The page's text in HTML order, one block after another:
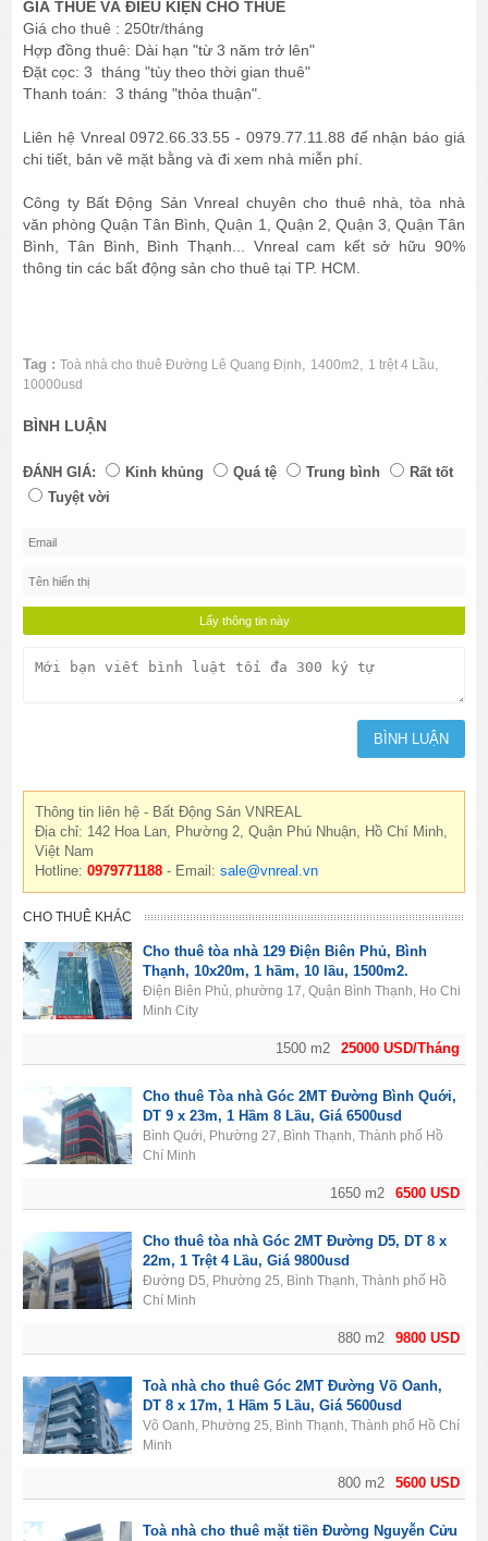
GIÁ THUÊ VÀ ĐIỀU KIỆN CHO THUÊ
Giá cho thuê : 250tr/tháng
Hợp đồng thuê: Dài hạn "từ 3 năm trở lên"
Đặt cọc: 3 tháng "tùy theo thời gian thuê"
Thanh toán: 3 tháng "thỏa thuận".
Liên hệ Vnreal 0972.66.33.55 - 0979.77.11.88 để nhận báo giá
chi tiết, bản vẽ mặt bằng và đi xem nhà miễn phí.
Công ty Bất Động Sản Vnreal chuyên cho thuê nhà, tòa nhà
văn phòng Quận Tân Bình, Quận 1, Quận 2, Quận 3, Quận Tân
Bình, Tân Bình, Bình Thạnh... Vnreal cam kết sở hữu 90%
thông tin các bất động sản cho thuê tại TP. HCM.
Tag : Toà nhà cho thuê Đường Lê Quang Định, 1400m2, 1 trệt 4 Lầu,
10000usd
BÌNH LUẬN
ĐÁNH GIÁ: Kinh khủng Quá tệ Trung bình
Rất tốt
Tuyệt vời
Thông tin liên hệ - Bất Động Sản VNREAL
Địa chỉ: 142 Hoa Lan, Phường 2, Quận Phú Nhuận, Hồ Chí Minh,
Việt Nam
Hotline:0979771188 - Email:sale@vnreal.vn
CHO THUÊ KHÁC
25000 USD/Tháng
1500 m2
Cho thuê tòa nhà 129 Điện Biên Phủ, Bình
Thạnh, 10x20m, 1 hầm, 10 lầu, 1500m2.
Điện Biên Phủ, phường 17, Quận Bình Thạnh, Ho Chi
Minh City
6500 USD
1650 m2
Cho thuê Tòa nhà Góc 2MT Đường Bình Quới,
DT 9 x 23m, 1 Hầm 8 Lầu, Giá 6500usd
Bình Quới, Phường 27, Bình Thạnh, Thành phố Hồ
Chí Minh
9800 USD
880 m2
Cho thuê tòa nhà Góc 2MT Đường D5, DT 8 x
22m, 1 Trệt 4 Lầu, Giá 9800usd
Đường D5, Phường 25, Bình Thạnh, Thành phố Hồ
Chí Minh
5600 USD
800 m2
Toà nhà cho thuê Góc 2MT Đường Võ Oanh,
DT 8 x 17m, 1 Hầm 5 Lầu, Giá 5600usd
Võ Oanh, Phường 25, Bình Thạnh, Thành phố Hồ Chí
Minh
Toà nhà cho thuê mặt tiền Đường Nguyễn Cửu